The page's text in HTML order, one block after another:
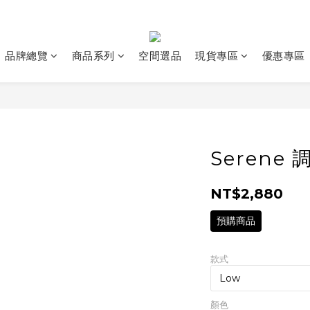
品牌總覽 商品系列 空間選品 現貨專區 優惠專區
Serene
NT$2,880
預購商品
款式
顏色